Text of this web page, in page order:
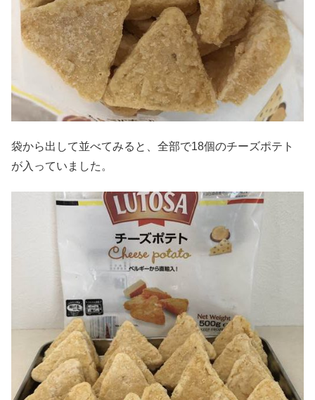
袋から出して並べてみると、全部で18個のチーズポテト
が入っていました。